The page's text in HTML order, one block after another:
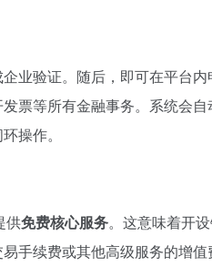
业验证。随后，即可在平台
票等所有金融事务。系统会
操作。
供免费核心服务。这意味着开
手续费或其他高级服务的增